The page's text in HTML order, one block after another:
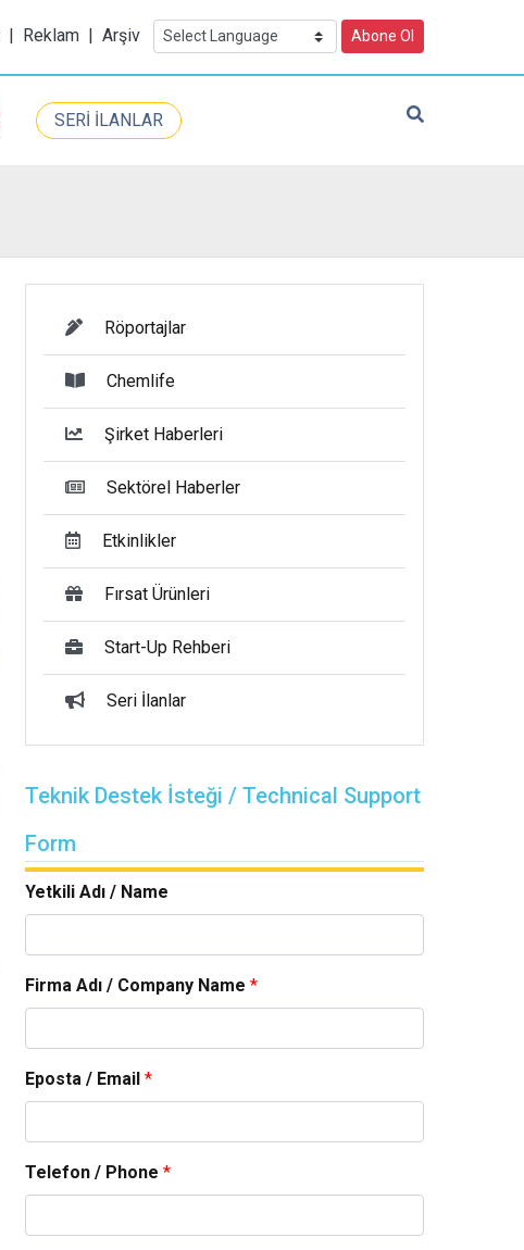
| Reklam | Arşiv Abone Ol
SERİ İLANLAR
Röportajlar
Chemlife
Şirket Haberleri
Sektörel Haberler
Etkinlikler
Fırsat Ürünleri
Start-Up Rehberi
Seri İlanlar
Teknik Destek İsteği / Technical Support
Form
Yetkili Adı / Name
Firma Adı / Company Name *
Eposta / Email *
Telefon / Phone *